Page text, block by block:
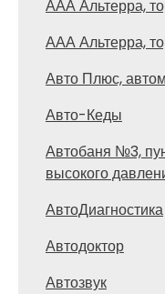
ААА Альтерра,
ААА Альтерра,
Авто Плюс,
Авто-Кеды
Автобаня №3,
высокого
АвтоДиагностика
Автодоктор
Автозвук